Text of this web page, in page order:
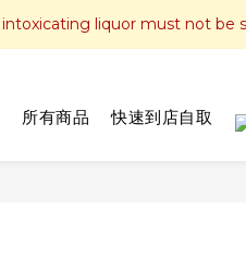
liquor must not be
所有商品 快速到店自取